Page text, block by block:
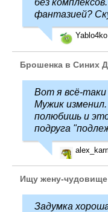
фантазией?
Yablo4ko
Брошенка в Синих
Вот я всё-
Мужик
полюбишь и
подруга
Ищу жену-чудовище
Задумка